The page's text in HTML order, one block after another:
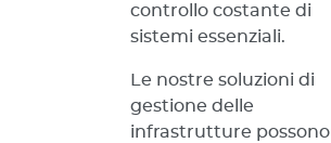
controllo costante di
sistemi essenziali.
Le nostre soluzioni di
gestione delle
infrastrutture possono